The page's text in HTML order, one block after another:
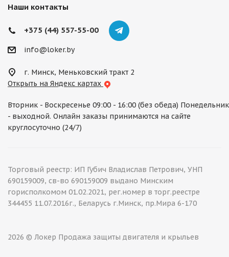
Наши контакты
+375 (44) 557-55-00
info@loker.by
г. Минск, Меньковский тракт 2
Открыть на Яндекс картах
Вторник - Воскресенье 09:00 - 16:00 (без обеда) Понедельник
- выходной. Онлайн заказы принимаются на сайте
круглосуточно (24/7)
Торговый реестр: ИП Губич Владислав Петрович, УНП
690159009, св-во 690159009 выдано Минским
горисполкомом 01.02.2021, рег.номер в торг.реестре
344455 11.07.2016г., Беларусь г.Минск, пр.Мира 6-170
2026 © Локер Продажа защиты двигателя и крыльев